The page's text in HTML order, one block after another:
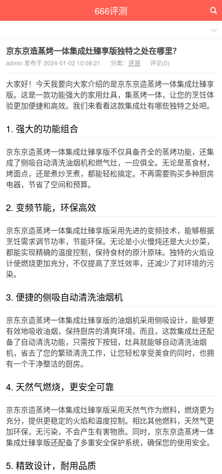
666评测
京东京造蒸烤一体集成灶臻享版独特之处在哪里？
admin 发布于 2024-01-02 10:08:21 分类： 评测 评论(0)
大家好！今天我要向大家介绍的是京东京造蒸烤一体集成灶臻享
版。这是一款功能强大的家用灶具，集蒸烤一体，让您的烹饪体
验更加便捷和高效。我们来看看这款集成灶有哪些独特之处吧。
1. 强大的功能组合
京东京造蒸烤一体集成灶臻享版不仅具备齐全的蒸烤功能，还集
成了侧吸自动清洗油烟机和燃气灶，一应俱全。无论是蒸食材，
烤面点，还是煮炒烹煮，都能轻松搞定。不再需要购买多种厨房
电器，节省了空间和预算。
2. 变频节能，环保高效
京东京造蒸烤一体集成灶臻享版采用先进的变频技术，能够根据
烹饪需求调节功率，节能环保。无论是小火慢炖还是大火炒菜，
都能实现精确的温度控制，保持食材的原汁原味。独特的火焰设
计使燃烧更加充分，不仅提高了烹饪效率，还减少了对环境的污
染。
3. 便捷的侧吸自动清洗油烟机
京东京造蒸烤一体集成灶臻享版的油烟机采用侧吸设计，能够更
有效地吸收油烟，保持厨房的清爽环境。而且，这款集成灶还配
备了自动清洗功能，只需按下按钮，灶具就能够自动清洗油烟
机，省去了您的繁琐清洗工作，让您轻松享受美食的同时，也拥
有一个干净整洁的厨房。
4. 天然气燃烧，更安全可靠
京东京造蒸烤一体集成灶臻享版采用天然气作为燃料，燃烧更为
充分，提供更稳定的火焰和温度控制。相比其他燃料，天然气更
加环保，无污染，不会产生有害物质。同时，京东京造蒸烤一体
集成灶臻享版还配备了多重安全保护系统，确保您的使用安全。
5. 精致设计，耐用品质